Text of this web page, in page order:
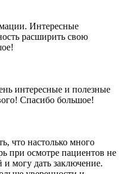
Интересные
расширить свою
интересные и полезные
Спасибо большое!
что настолько много
при осмотре пациентов не
могу дать заключение.